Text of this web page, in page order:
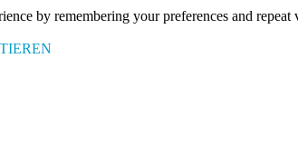
by remembering your preferences and